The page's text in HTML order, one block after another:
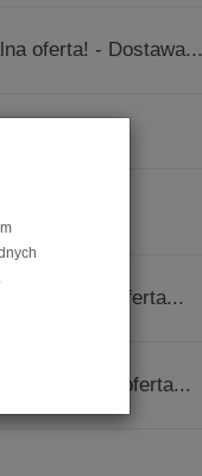
oferta! - Dostawa...
specjalna oferta...
specjalna oferta...
.